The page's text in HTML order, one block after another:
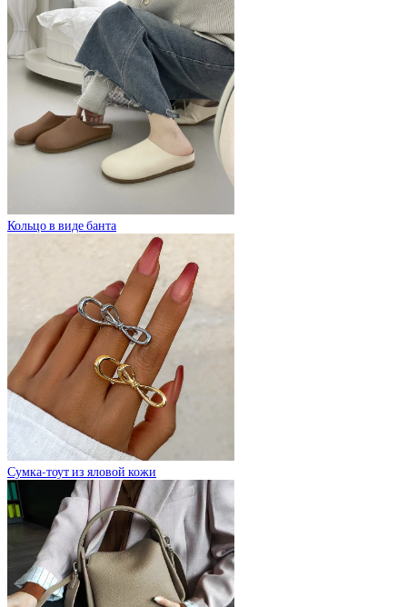
Кольцо в виде банта
Сумка-тоут из яловой кожи